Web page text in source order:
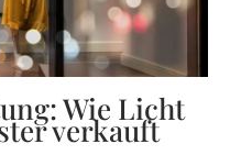
Wie Licht
verkauft